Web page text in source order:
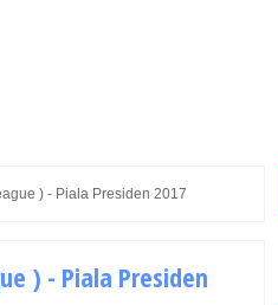
) - Piala Presiden 2017
) - Piala Presiden